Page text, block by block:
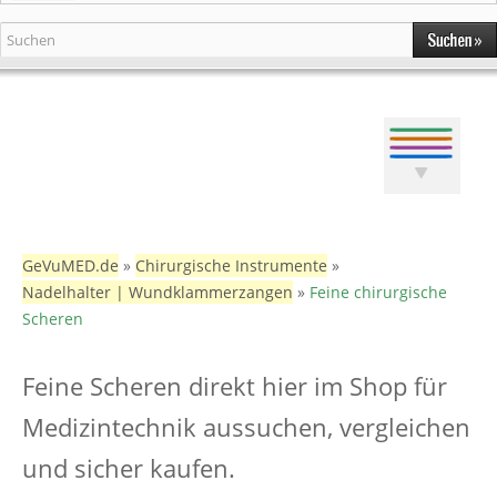
GeVuMED.de » Chirurgische Instrumente »
Nadelhalter | Wundklammerzangen » Feine chirurgische
Scheren
Feine Scheren direkt hier im Shop für
Medizintechnik aussuchen, vergleichen
und sicher kaufen.